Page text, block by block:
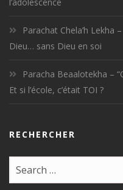
Parachat Chela’h Lekha
Dieu… sans Dieu en soi
Paracha Beaalotekha –
Et si l’école, c’était TOI ?
RECHERCHER